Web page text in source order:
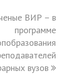
ВИР – в
программе
вузов